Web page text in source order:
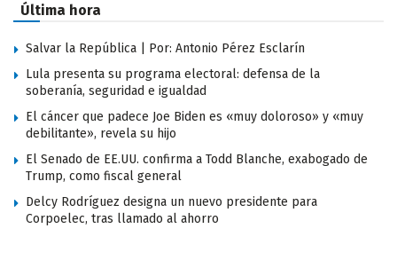
Última hora
Salvar la República | Por: Antonio Pérez Esclarín
Lula presenta su programa electoral: defensa de la
soberanía, seguridad e igualdad
El cáncer que padece Joe Biden es «muy doloroso» y «muy
debilitante», revela su hijo
El Senado de EE.UU. confirma a Todd Blanche, exabogado de
Trump, como fiscal general
Delcy Rodríguez designa un nuevo presidente para
Corpoelec, tras llamado al ahorro